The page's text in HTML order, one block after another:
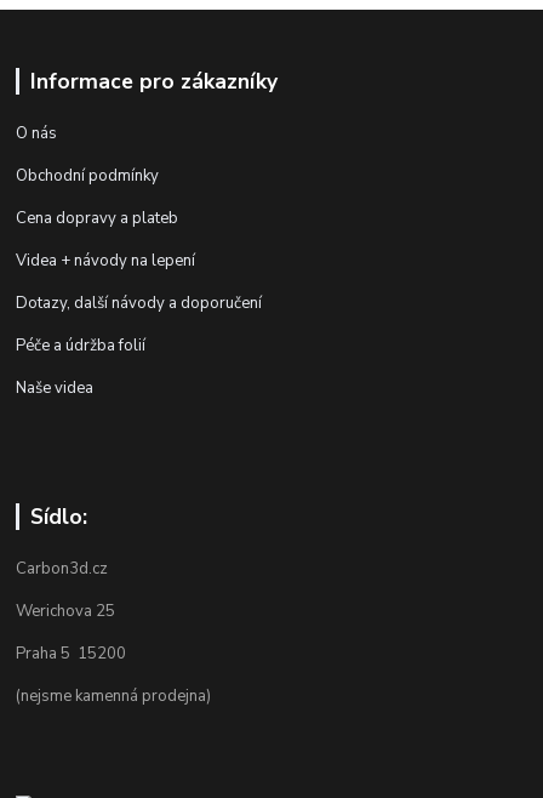
Informace pro zákazníky
O nás
Obchodní podmínky
Cena dopravy a plateb
Videa + návody na lepení
Dotazy, další návody a doporučení
Péče a údržba folií
Naše videa
Sídlo:
Carbon3d.cz
Werichova 25
Praha 5 15200
(nejsme kamenná prodejna)